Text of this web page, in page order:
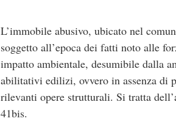
L’immobile abusivo, ubicato nel
soggetto all’epoca dei fatti noto alle
impatto ambientale, desumibile dalla
abilitativi edilizi, ovvero in assenza di
rilevanti opere strutturali. Si tratta
41bis.